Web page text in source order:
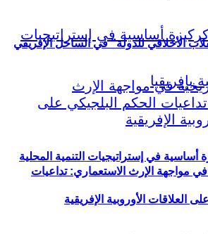
أساسية في إستراتيجيات التنمية المحلية
الأخلاقي للدولة” في الساحل الإفريقي
في مواجهة الإرث الاستعماري: تداعيات
العلاقات الأوروبية الإفريقية